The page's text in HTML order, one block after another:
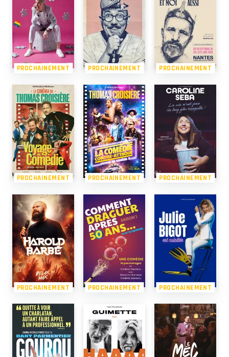
PROCHAINEMENT PROCHAINEMENT PROCHAINEMENT
PROCHAINEMENT PROCHAINEMENT PROCHAINEMENT
PROCHAINEMENT PROCHAINEMENT PROCHAINEMENT